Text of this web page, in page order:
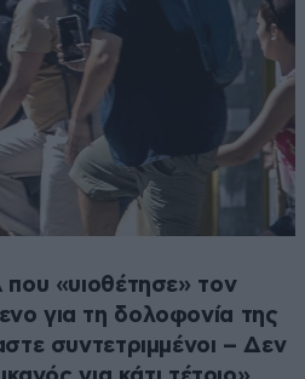
«υιοθέτησε» τον
για τη δολοφονία της
συντετριμμένοι – Δεν